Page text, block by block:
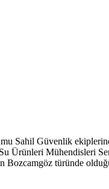
Sahil Güvenlik
Ürünleri Mühendisleri
Bozcamgöz türünde